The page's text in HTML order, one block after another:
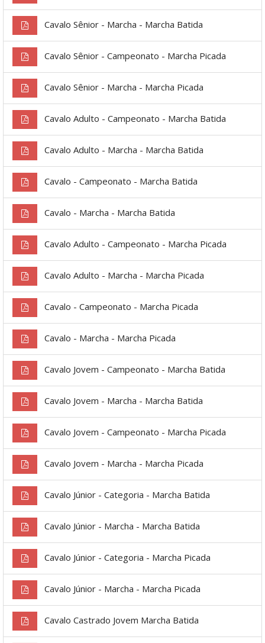
Cavalo Sênior - Marcha - Marcha Batida
Cavalo Sênior - Campeonato - Marcha Picada
Cavalo Sênior - Marcha - Marcha Picada
Cavalo Adulto - Campeonato - Marcha Batida
Cavalo Adulto - Marcha - Marcha Batida
Cavalo - Campeonato - Marcha Batida
Cavalo - Marcha - Marcha Batida
Cavalo Adulto - Campeonato - Marcha Picada
Cavalo Adulto - Marcha - Marcha Picada
Cavalo - Campeonato - Marcha Picada
Cavalo - Marcha - Marcha Picada
Cavalo Jovem - Campeonato - Marcha Batida
Cavalo Jovem - Marcha - Marcha Batida
Cavalo Jovem - Campeonato - Marcha Picada
Cavalo Jovem - Marcha - Marcha Picada
Cavalo Júnior - Categoria - Marcha Batida
Cavalo Júnior - Marcha - Marcha Batida
Cavalo Júnior - Categoria - Marcha Picada
Cavalo Júnior - Marcha - Marcha Picada
Cavalo Castrado Jovem Marcha Batida